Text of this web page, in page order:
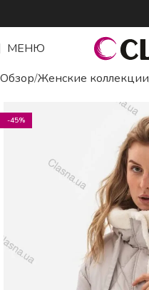
МЕНЮ
Обзор Женские коллекции
-45%